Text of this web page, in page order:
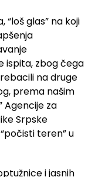
“loš glas” na koji
ispita, zbog čega
na druge
prema našim
Agencije za
Srpske
teren” u
i jasnih